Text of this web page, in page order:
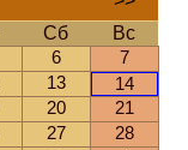
Сб
Вс
6
7
13
14
20
21
27
28